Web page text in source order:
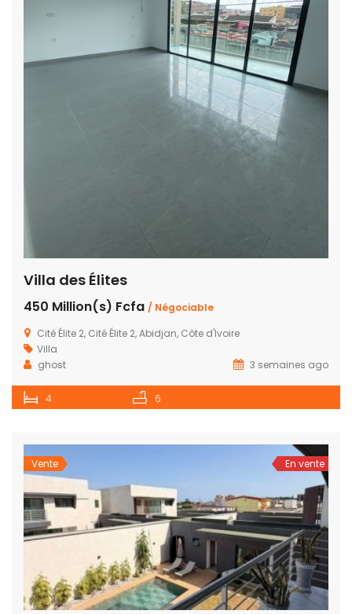
Villa des Élites
450 Million(s) Fcfa / Négociable
Cité Élite 2, Cité Élite 2, Abidjan, Côte d'Ivoire
Villa
ghost
3 semaines ago
4 6
Vente En vente